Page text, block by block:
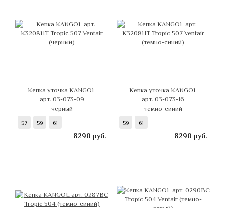
Кепка уточка KANGOL
арт. 03-073-09
черный
57 59 61
8290 руб.
Кепка уточка KANGOL
арт. 03-073-16
темно-синий
59 61
8290 руб.